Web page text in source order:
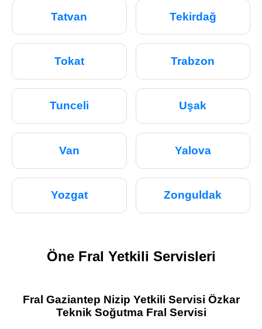
Tatvan Tekirdağ
Tokat Trabzon
Tunceli Uşak
Van Yalova
Yozgat Zonguldak
Öne Fral Yetkili Servisleri
Fral Gaziantep Nizip Yetkili Servisi Özkar
Teknik Soğutma Fral Servisi